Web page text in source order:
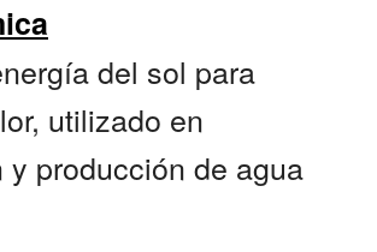
del sol para
utilizado en
producción de agua